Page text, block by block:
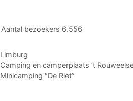
Aantal bezoekers 6.556
Categorieën
Limburg
Camping en camperplaats ’t
Minicamping “De Riet”